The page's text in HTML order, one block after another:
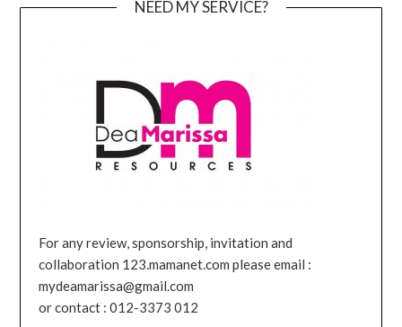
NEED MY SERVICE?
For any review, sponsorship, invitation and
collaboration 123.mamanet.com please email :
mydeamarissa@gmail.com
or contact : 012-3373 012